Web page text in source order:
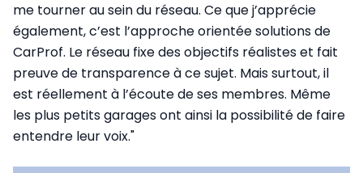
me tourner au sein du réseau. Ce que j’apprécie
également, c’est l’approche orientée solutions de
CarProf. Le réseau fixe des objectifs réalistes et fait
preuve de transparence à ce sujet. Mais surtout, il
est réellement à l’écoute de ses membres. Même
les plus petits garages ont ainsi la possibilité de faire
entendre leur voix."